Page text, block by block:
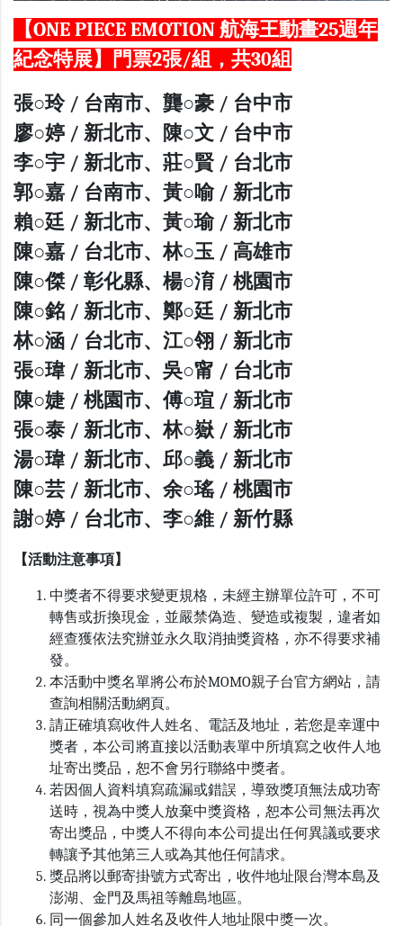
【ONE PIECE EMOTION 航海王動畫25週年
紀念特展】門票2張/組，共30組
張○玲 / 台南市、龔○豪 / 台中市
廖○婷 / 新北市、陳○文 / 台中市
李○宇 / 新北市、莊○賢 / 台北市
郭○嘉 / 台南市、黃○喻 / 新北市
賴○廷 / 新北市、黃○瑜 / 新北市
陳○嘉 / 台北市、林○玉 / 高雄市
陳○傑 / 彰化縣、楊○淯 / 桃園市
陳○銘 / 新北市、鄭○廷 / 新北市
林○涵 / 台北市、江○翎 / 新北市
張○瑋 / 新北市、吳○甯 / 台北市
陳○婕 / 桃園市、傅○瑄 / 新北市
張○泰 / 新北市、林○嶽 / 新北市
湯○瑋 / 新北市、邱○義 / 新北市
陳○芸 / 新北市、余○瑤 / 桃園市
謝○婷 / 台北市、李○維 / 新竹縣
【活動注意事項】
中獎者不得要求變更規格，未經主辦單位許可，不可
轉售或折換現金，並嚴禁偽造、變造或複製，違者如
經查獲依法究辦並永久取消抽獎資格，亦不得要求補
發。
本活動中獎名單將公布於MOMO親子台官方網站，請
查詢相關活動網頁。
請正確填寫收件人姓名、電話及地址，若您是幸運中
獎者，本公司將直接以活動表單中所填寫之收件人地
址寄出獎品，恕不會另行聯絡中獎者。
若因個人資料填寫疏漏或錯誤，導致獎項無法成功寄
送時，視為中獎人放棄中獎資格，恕本公司無法再次
寄出獎品，中獎人不得向本公司提出任何異議或要求
轉讓予其他第三人或為其他任何請求。
獎品將以郵寄掛號方式寄出，收件地址限台灣本島及
澎湖、金門及馬祖等離島地區。
同一個參加人姓名及收件人地址限中獎一次。